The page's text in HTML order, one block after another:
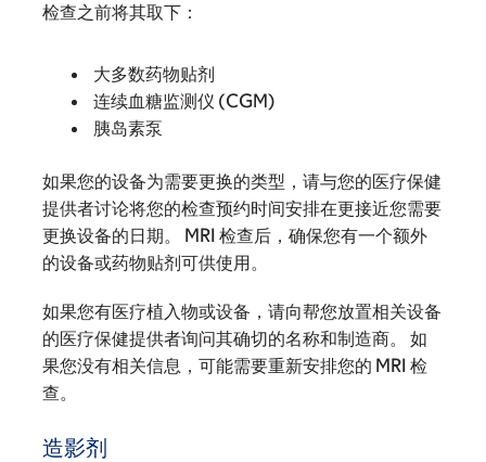
检查之前将其取下：
大多数药物贴剂
连续血糖监测仪 (CGM)
胰岛素泵
如果您的设备为需要更换的类型，请与您的医疗保健
提供者讨论将您的检查预约时间安排在更接近您需要
更换设备的日期。 MRI 检查后，确保您有一个额外
的设备或药物贴剂可供使用。
如果您有医疗植入物或设备，请向帮您放置相关设备
的医疗保健提供者询问其确切的名称和制造商。 如
果您没有相关信息，可能需要重新安排您的 MRI 检
查。
造影剂